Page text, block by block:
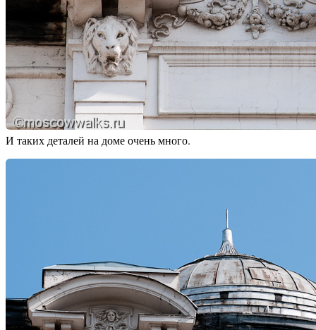
И таких деталей на доме очень много.